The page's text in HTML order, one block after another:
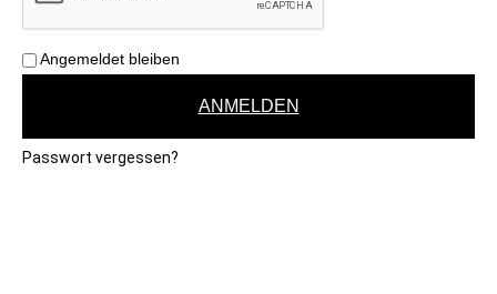
Angemeldet bleiben
ANMELDEN
Passwort vergessen?